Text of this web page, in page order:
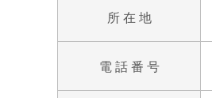
所 在 地
電 話 番 号